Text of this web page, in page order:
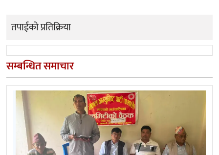
तपाईको प्रतिक्रिया
सम्बन्धित समाचार